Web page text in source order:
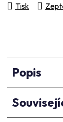
Tisk
Popis